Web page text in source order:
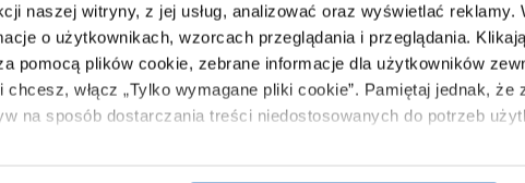
naszej witryny, z jej usług, analizować oraz wyświetlać reklamy.
o użytkownikach, wzorcach przeglądania i przeglądania.
pomocą plików cookie, zebrane informacje dla użytkowników
chcesz, włącz „Tylko wymagane pliki cookie”. Pamiętaj jednak, że
na sposób dostarczania treści niedostosowanych do potrzeb
informacji na temat plików plików cookie, kliknij „Ustawienia
Sea-
OL-A02S
80 cm